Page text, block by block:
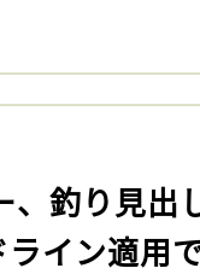
、釣り見出
イン適用